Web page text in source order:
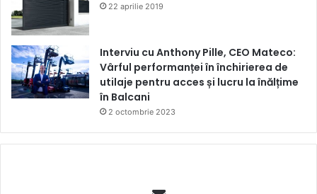
22 aprilie 2019
Interviu cu Anthony Pille, CEO Mateco:
Vârful performanței în închirierea de
utilaje pentru acces și lucru la înălțime
în Balcani
2 octombrie 2023